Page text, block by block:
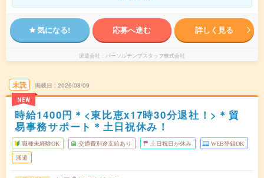
気になる! 応募へ進む 詳しく見る
派遣会社 パーソルテンプスタッフ株式会社
未読
NEW
掲載日 2026/08/09
時給1400円＊<東比恵x17時30分退社！>＊貿
易事務サポート＊土日祝休み！
職種未経験OK 交通費別途支給あり 土日祝日が休み WEB登録OK
派遣